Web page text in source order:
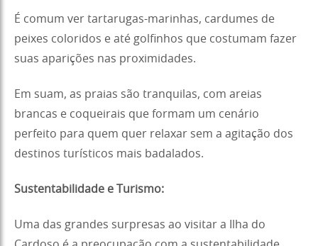
É comum ver tartarugas-marinhas, cardumes de
peixes coloridos e até golfinhos que costumam fazer
suas aparições nas proximidades.
Em suam, as praias são tranquilas, com areias
brancas e coqueirais que formam um cenário
perfeito para quem quer relaxar sem a agitação dos
destinos turísticos mais badalados.
Sustentabilidade e Turismo:
Uma das grandes surpresas ao visitar a Ilha do